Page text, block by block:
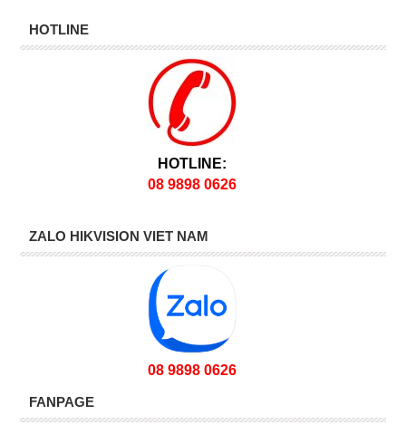
HOTLINE
HOTLINE:
08 9898 0626
ZALO HIKVISION VIET NAM
08 9898 0626
FANPAGE